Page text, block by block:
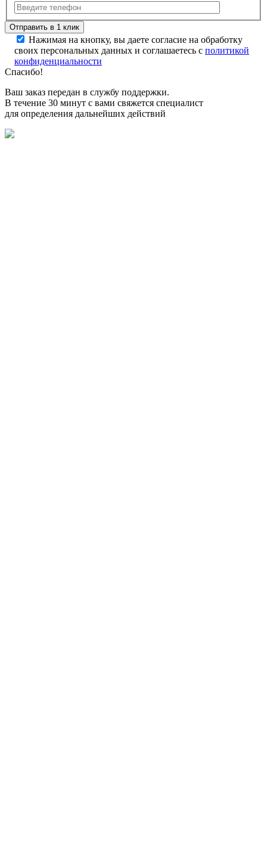
Нажимая на кнопку, вы даете согласие на обработку
своих персональных данных и соглашаетесь с политикой
конфиденциальности
Спасибо!
Ваш заказ передан в службу поддержки.
В течение 30 минут с вами свяжется специалист
для определения дальнейших действий